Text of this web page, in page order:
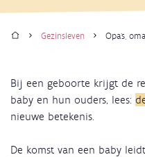
HomeGezinsleven Opa's,
Bij een geboorte krijgt de
baby en hun ouders, lees:
nieuwe betekenis.
De komst van een baby